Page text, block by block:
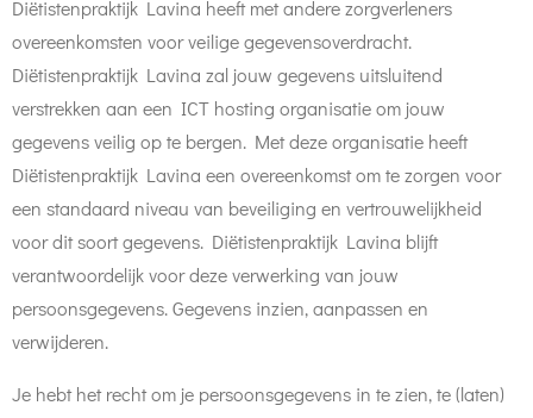
Diëtistenpraktijk Lavina heeft met andere zorgverleners
overeenkomsten voor veilige gegevensoverdracht.
Diëtistenpraktijk Lavina zal jouw gegevens uitsluitend
verstrekken aan een ICT hosting organisatie om jouw
gegevens veilig op te bergen. Met deze organisatie heeft
Diëtistenpraktijk Lavina een overeenkomst om te zorgen voor
een standaard niveau van beveiliging en vertrouwelijkheid
voor dit soort gegevens. Diëtistenpraktijk Lavina blijft
verantwoordelijk voor deze verwerking van jouw
persoonsgegevens. Gegevens inzien, aanpassen en
verwijderen.
Je hebt het recht om je persoonsgegevens in te zien, te (laten)